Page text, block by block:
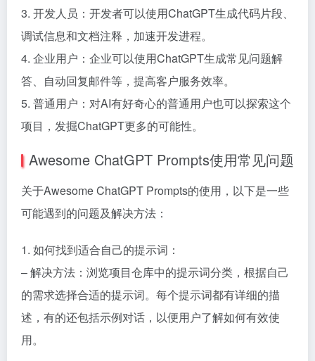
3. 开发人员：开发者可以使用ChatGPT生成代码片段、
调试信息和文档注释，加速开发进程。
4. 企业用户：企业可以使用ChatGPT生成常见问题解
答、自动回复邮件等，提高客户服务效率。
5. 普通用户：对AI有好奇心的普通用户也可以探索这个
项目，发掘ChatGPT更多的可能性。
Awesome ChatGPT Prompts使用常见问题
关于Awesome ChatGPT Prompts的使用，以下是一些
可能遇到的问题及解决方法：
1. 如何找到适合自己的提示词：
– 解决方法：浏览项目仓库中的提示词分类，根据自己
的需求选择合适的提示词。每个提示词都有详细的描
述，有的还包括示例对话，以便用户了解如何有效使
用。